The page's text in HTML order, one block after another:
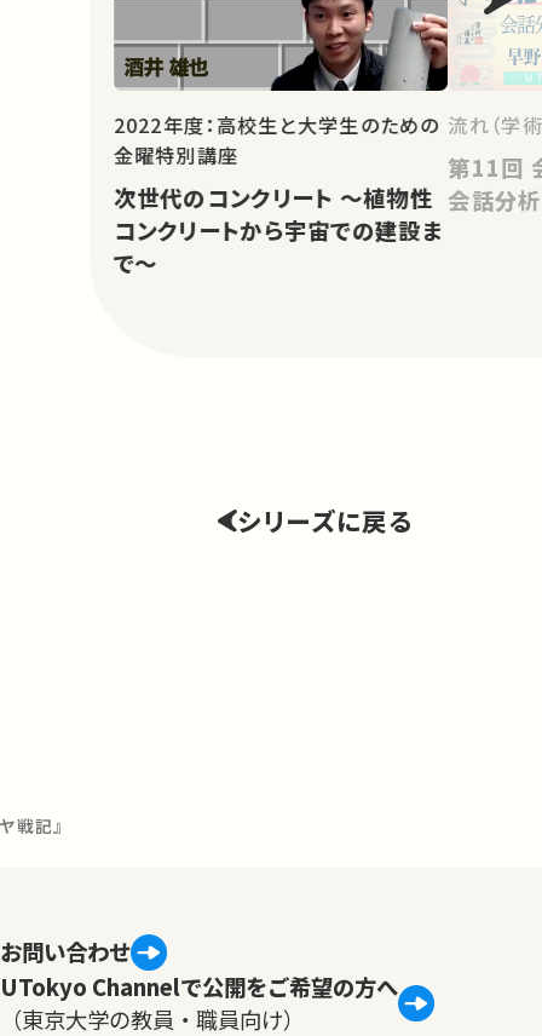
2022年度：高校生と大学生のための
金曜特別講座
次世代のコンクリート ～植物性
コンクリートから宇宙での建設ま
で～
流れ（学
第11回 会話を紡ぐ流れの諸相：
会話分
シリーズに戻る
戦記』
お問い合わせ
UTokyo Channelで公開をご希望の方へ
（東京大学の教員・職員向け）